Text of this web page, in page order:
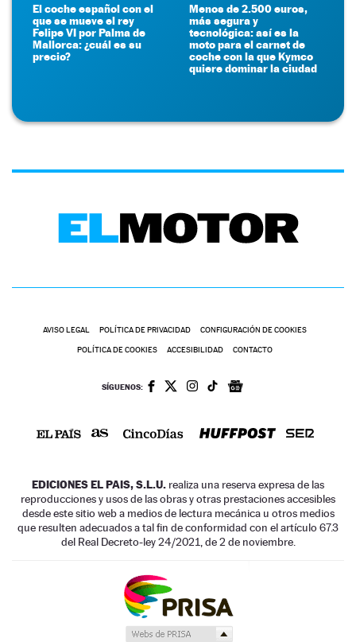
El coche español con el
que se mueve el rey
Felipe VI por Palma de
Mallorca: ¿cuál es su
precio?
Menos de 2.500 euros,
más segura y
tecnológica: así es la
moto para el carnet de
coche con la que Kymco
quiere dominar la ciudad
AVISO LEGAL POLÍTICA DE PRIVACIDAD CONFIGURACIÓN DE COOKIES
POLÍTICA DE COOKIES ACCESIBILIDAD CONTACTO
SÍGUENOS:
EDICIONES EL PAIS, S.L.U. realiza una reserva expresa de las
reproducciones y usos de las obras y otras prestaciones accesibles
desde este sitio web a medios de lectura mecánica u otros medios
que resulten adecuados a tal fin de conformidad con el artículo 67.3
del Real Decreto-ley 24/2021, de 2 de noviembre.